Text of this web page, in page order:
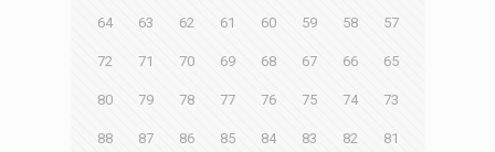
57
58
59
60
61
62
63
64
65
66
67
68
69
70
71
72
73
74
75
76
77
78
79
80
81
82
83
84
85
86
87
88